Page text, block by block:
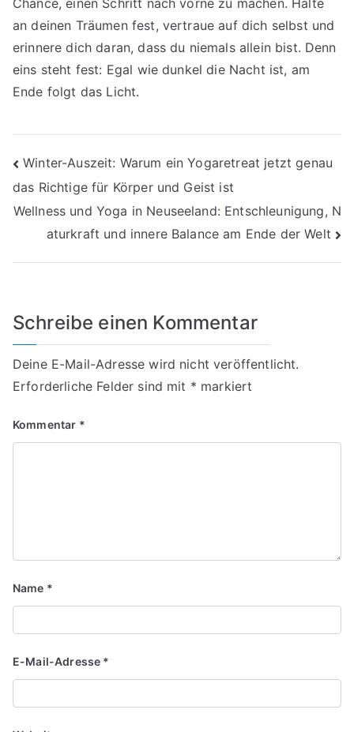
Chance, einen Schritt nach vorne zu machen. Halte
an deinen Träumen fest, vertraue auf dich selbst und
erinnere dich daran, dass du niemals allein bist. Denn
eins steht fest: Egal wie dunkel die Nacht ist, am
Ende folgt das Licht.
Beitragsnavigation
Winter-Auszeit: Warum ein Yogaretreat jetzt genau
das Richtige für Körper und Geist ist
Wellness und Yoga in Neuseeland: Entschleunigung, N
aturkraft und innere Balance am Ende der Welt
Schreibe einen Kommentar
Deine E-Mail-Adresse wird nicht veröffentlicht.
Erforderliche Felder sind mit * markiert
Kommentar *
Name *
E-Mail-Adresse *